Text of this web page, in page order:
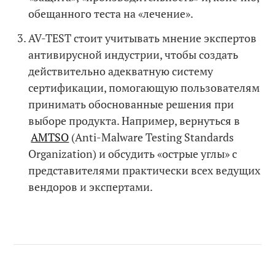
обещанного теста на «лечение».
AV-TEST стоит учитывать мнение экспертов
антивирусной индустрии, чтобы создать
действительно адекватную систему
сертификации, помогающую пользователям
принимать обоснованные решения при
выборе продукта. Например, вернуться в
AMTSO (Anti-Malware Testing Standards
Organization) и обсудить «острые углы» с
представителями практически всех ведущих
вендоров и экспертами.